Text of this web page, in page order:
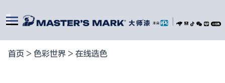
首页 > 色彩世界 > 在线选色